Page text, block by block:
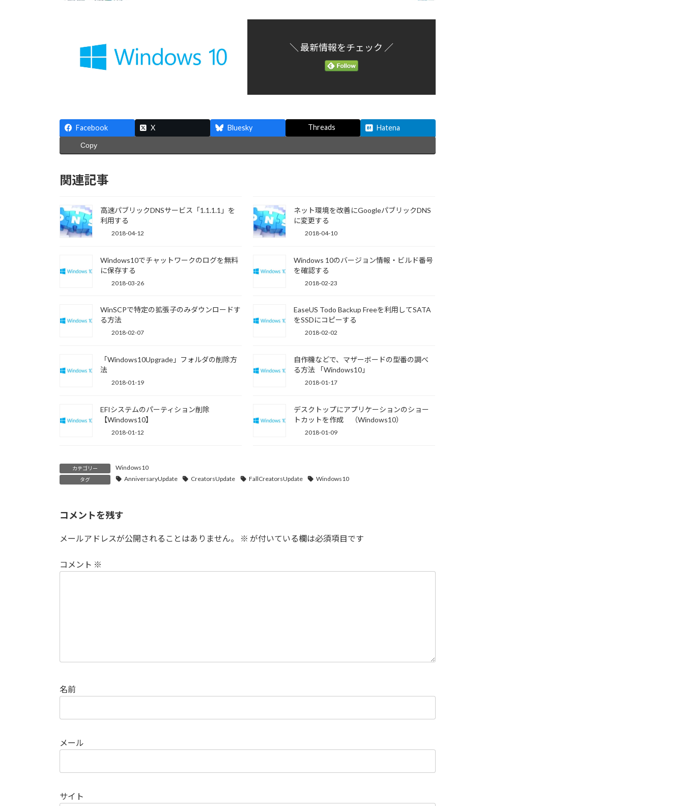
＼ 最新情報をチェック ／
Facebook X Bluesky Threads Hatena
Copy
関連記事
高速パブリックDNSサービス「1.1.1.1」を
利用する
2018-04-12
ネット環境を改善にGoogleパブリックDNS
に変更する
2018-04-10
Windows10でチャットワークのログを無料
に保存する
2018-03-26
Windows 10のバージョン情報・ビルド番号
を確認する
2018-02-23
WinSCPで特定の拡張子のみダウンロードす
る方法
2018-02-07
EaseUS Todo Backup Freeを利用してSATA
をSSDにコピーする
2018-02-02
「Windows10Upgrade」フォルダの削除方
法
2018-01-19
自作機などで、マザーボードの型番の調べ
る方法 「Windows10」
2018-01-17
EFIシステムのパーティション削除
【Windows10】
2018-01-12
デスクトップにアプリケーションのショー
トカットを作成 （Windows10）
2018-01-09
カテゴリー Windows10
タグ AnniversaryUpdate CreatorsUpdate FallCreatorsUpdate Windows10
コメントを残す
メールアドレスが公開されることはありません。 ※ が付いている欄は必須項目です
コメント ※
名前
メール
サイト